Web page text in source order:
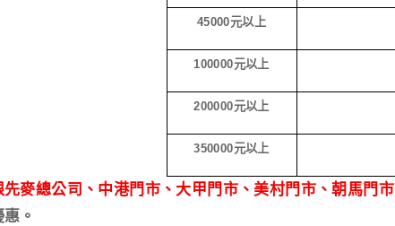
45000元以上
100000元以上
200000元以上
350000元以上
麥總公司、中港門市、大甲門市、美村門市、朝馬門市
。